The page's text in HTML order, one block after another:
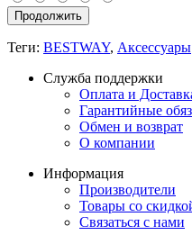
Продолжить
Теги: BESTWAY, Аксессуары
Служба поддержки
Оплата и
Гарантийные
Обмен и возврат
О компании
Информация
Производители
Товары со
Связаться с нами